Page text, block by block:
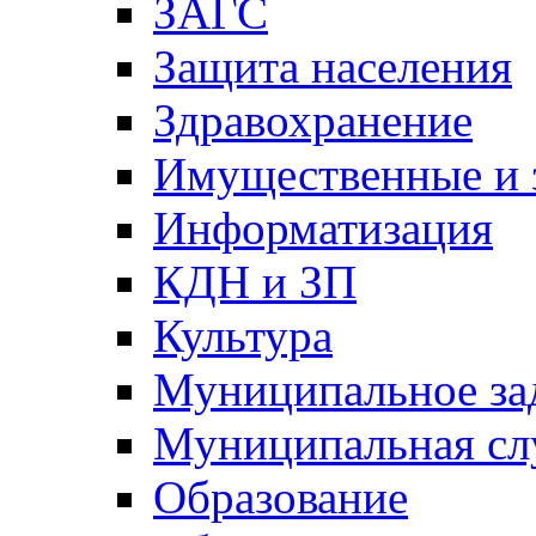
ЗАГС
Защита населения
Здравохранение
Имущественные и
Информатизация
КДН и ЗП
Культура
Муниципальное
Муниципальная
Образование